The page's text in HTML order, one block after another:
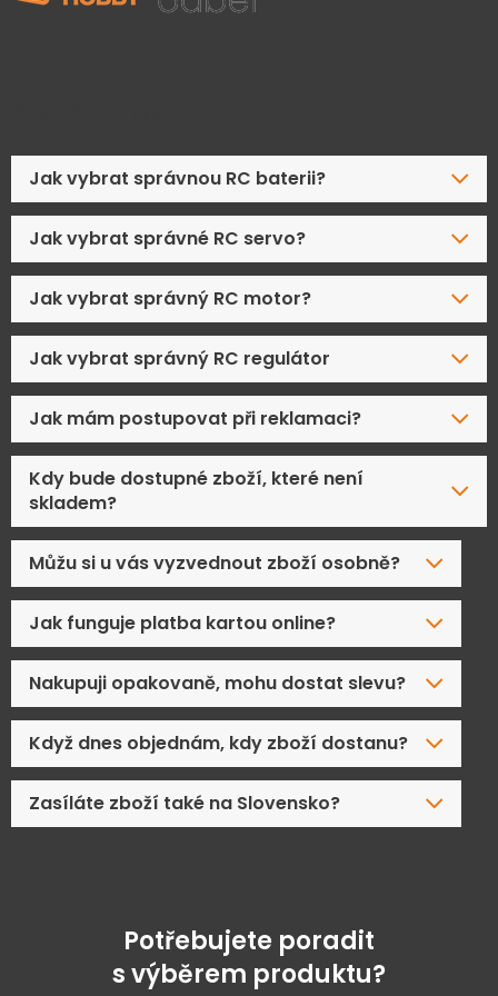
Jak vybrat správnou RC baterii?
Jak vybrat správné RC servo?
Jak vybrat správný RC motor?
Jak vybrat správný RC regulátor
Jak mám postupovat při reklamaci?
Kdy bude dostupné zboží, které není
skladem?
Můžu si u vás vyzvednout zboží osobně?
Jak funguje platba kartou online?
Nakupuji opakovaně, mohu dostat slevu?
Když dnes objednám, kdy zboží dostanu?
Zasíláte zboží také na Slovensko?
Potřebujete poradit
s výběrem produktu?